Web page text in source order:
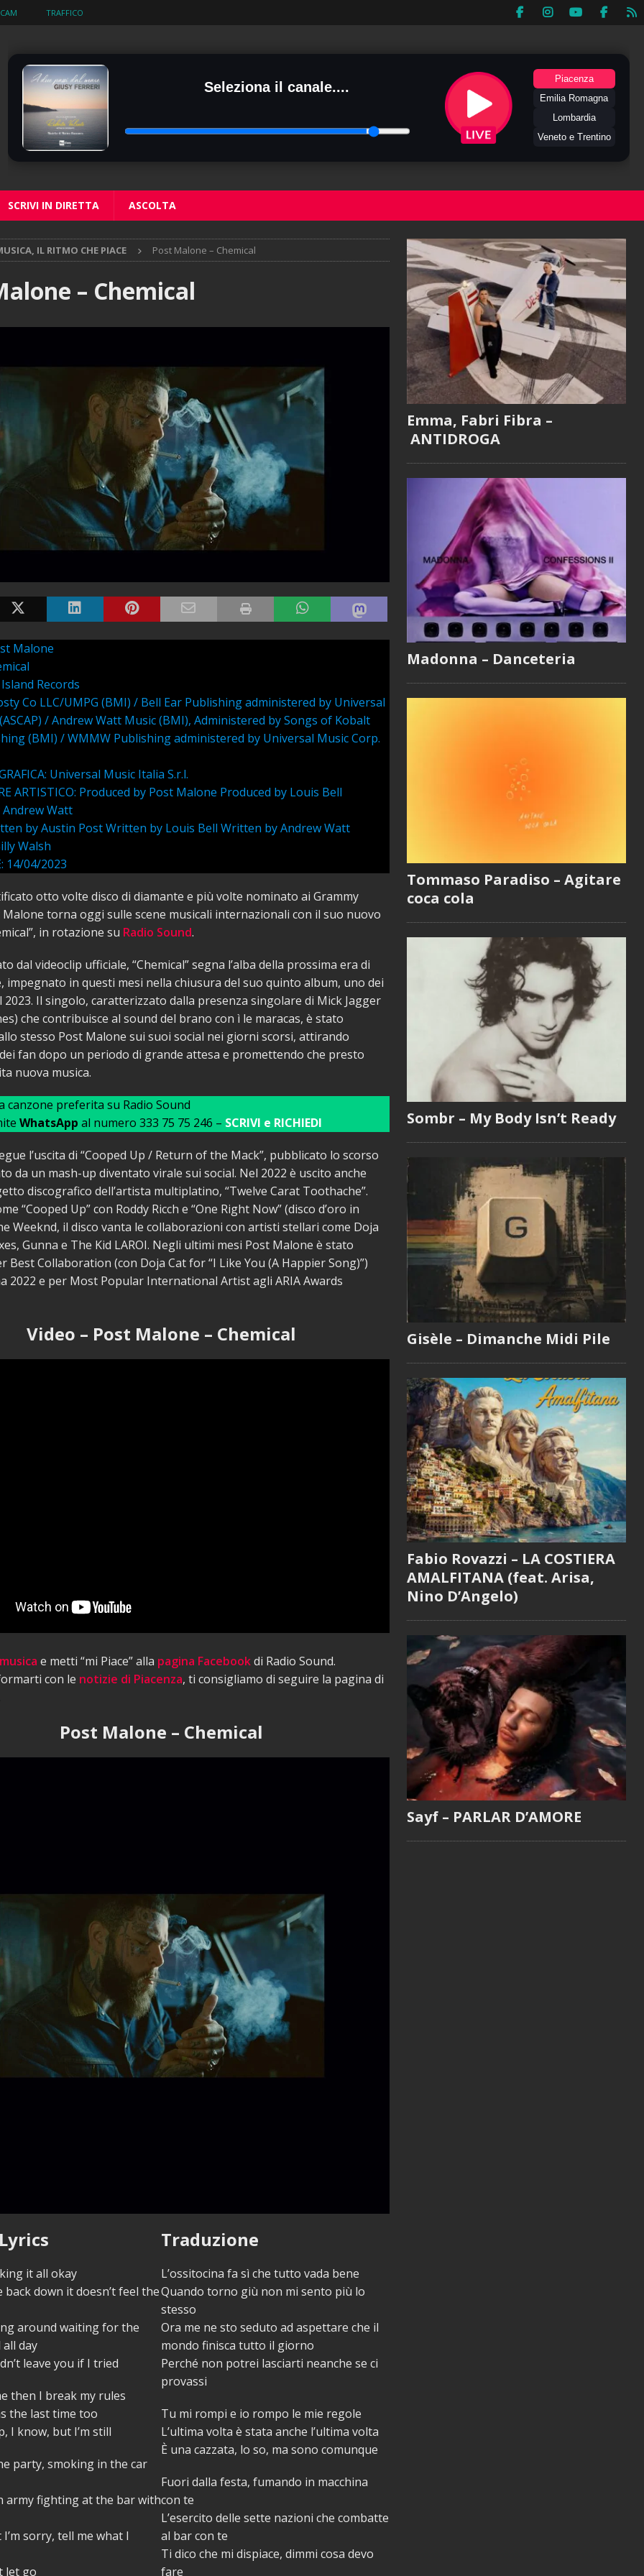
TRAFFICO
Seleziona il canale....
Piacenza
Emilia Romagna
Lombardia
Veneto e Trentino
SCRIVI IN DIRETTA ASCOLTA
IL RITMO CHE PIACE Post Malone – Chemical
– Chemical
Malone
Records
Co LLC/UMPG (BMI) / Bell Ear Publishing administered by Universal
/ Andrew Watt Music (BMI), Administered by Songs of Kobalt
(BMI) / WMMW Publishing administered by Universal Music Corp.
Universal Music Italia S.r.l.
ARTISTICO: Produced by Post Malone Produced by Louis Bell
Andrew Watt
by Austin Post Written by Louis Bell Written by Andrew Watt
Walsh
14/04/2023
otto volte disco di diamante e più volte nominato ai Grammy
Malone torna oggi sulle scene musicali internazionali con il suo nuovo
in rotazione su Radio Sound.
dal videoclip ufficiale, “Chemical” segna l’alba della prossima era di
impegnato in questi mesi nella chiusura del suo quinto album, uno dei
2023. Il singolo, caratterizzato dalla presenza singolare di Mick Jagger
che contribuisce al sound del brano con ì le maracas, è stato
stesso Post Malone sui suoi social nei giorni scorsi, attirando
fan dopo un periodo di grande attesa e promettendo che presto
nuova musica.
canzone preferita su Radio Sound
WhatsApp al numero 333 75 75 246 – SCRIVI e RICHIEDI
l’uscita di “Cooped Up / Return of the Mack”, pubblicato lo scorso
da un mash-up diventato virale sui social. Nel 2022 è uscito anche
discografico dell’artista multiplatino, “Twelve Carat Toothache”.
“Cooped Up” con Roddy Ricch e “One Right Now” (disco d’oro in
Weeknd, il disco vanta le collaborazioni con artisti stellari come Doja
Gunna e The Kid LAROI. Negli ultimi mesi Post Malone è stato
Best Collaboration (con Doja Cat for “I Like You (A Happier Song)”)
2022 e per Most Popular International Artist agli ARIA Awards
Video – Post Malone – Chemical
e metti “mi Piace” alla pagina Facebookdi Radio Sound.
con le notizie di Piacenza, ti consigliamo di seguire la pagina di
Post Malone – Chemical
it all okay
back down it doesn’t feel the
around waiting for the
day
leave you if I tried
then I break my rules
the last time too
I know, but I’m still
party, smoking in the car
army fighting at the bar with
sorry, tell me what I
let go
Traduzione
L’ossitocina fa sì che tutto vada bene
Quando torno giù non mi sento più lo
stesso
Ora me ne sto seduto ad aspettare che il
mondo finisca tutto il giorno
Perché non potrei lasciarti neanche se ci
provassi
Tu mi rompi e io rompo le mie regole
L’ultima volta è stata anche l’ultima volta
È una cazzata, lo so, ma sono comunque
Fuori dalla festa, fumando in macchina
con te
L’esercito delle sette nazioni che combatte
al bar con te
Ti dico che mi dispiace, dimmi cosa devo
fare
Emma, Fabri Fibra –
ANTIDROGA
Madonna – Danceteria
Tommaso Paradiso – Agitare
coca cola
Sombr – My Body Isn’t Ready
Gisèle – Dimanche Midi Pile
Fabio Rovazzi – LA COSTIERA
AMALFITANA (feat. Arisa,
Nino D’Angelo)
Sayf – PARLAR D’AMORE